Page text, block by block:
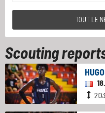
TOUT LE
Scouting